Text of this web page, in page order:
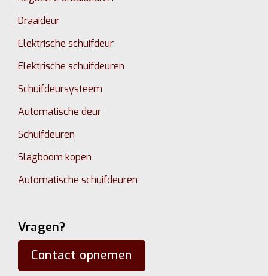
Draaideur
Elektrische schuifdeur
Elektrische schuifdeuren
Schuifdeursysteem
Automatische deur
Schuifdeuren
Slagboom kopen
Automatische schuifdeuren
Vragen?
Contact opnemen